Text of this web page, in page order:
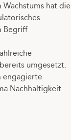
hat die
Begriff
umgesetzt.
engagierte
Nachhaltigkeit